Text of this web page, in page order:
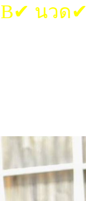
นวด✔